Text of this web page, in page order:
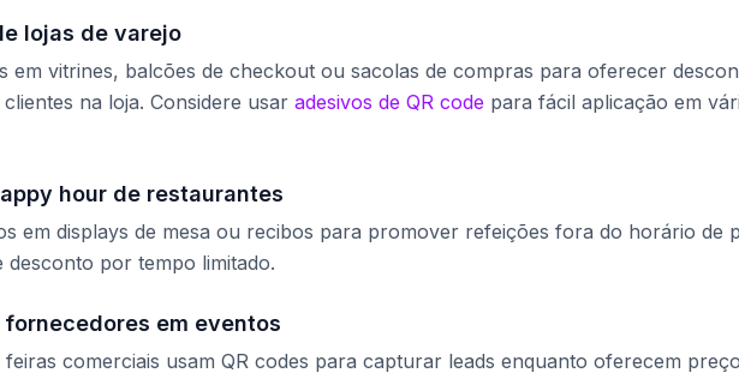
lojas de varejo
em vitrines, balcões de checkout ou sacolas de compras para oferecer
na loja. Considere usar adesivos de QR code para fácil aplicação em
hour de restaurantes
em displays de mesa ou recibos para promover refeições fora do horário de
desconto por tempo limitado.
fornecedores em eventos
feiras comerciais usam QR codes para capturar leads enquanto oferecem